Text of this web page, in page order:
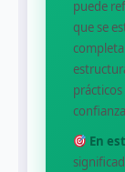
puede
que se
prácticos
En